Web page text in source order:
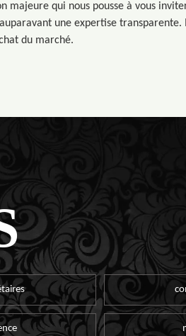
majeure qui nous pousse à vous
une expertise transparente. Il
du marché.